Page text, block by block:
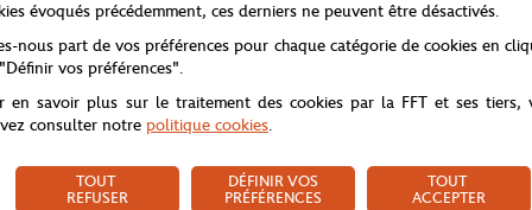
évoqués précédemment, ces derniers ne peuvent être désactivés.
nous part de vos préférences pour chaque catégorie de cookies en
vos préférences".
en savoir plus sur le traitement des cookies par la FFT et ses tiers,
consulter notre politique cookies.
TOUT
REFUSER
DÉFINIR VOS
PRÉFÉRENCES
TOUT
ACCEPTER